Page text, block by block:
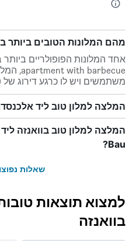
מהם המלונות הטובים ביותר
משתמשים ויש לו כרגע דירוג של 9.1/10.
המלצה למלון טוב ליד
Bau?
שאלות
למצוא תוצאות
בוואנזה